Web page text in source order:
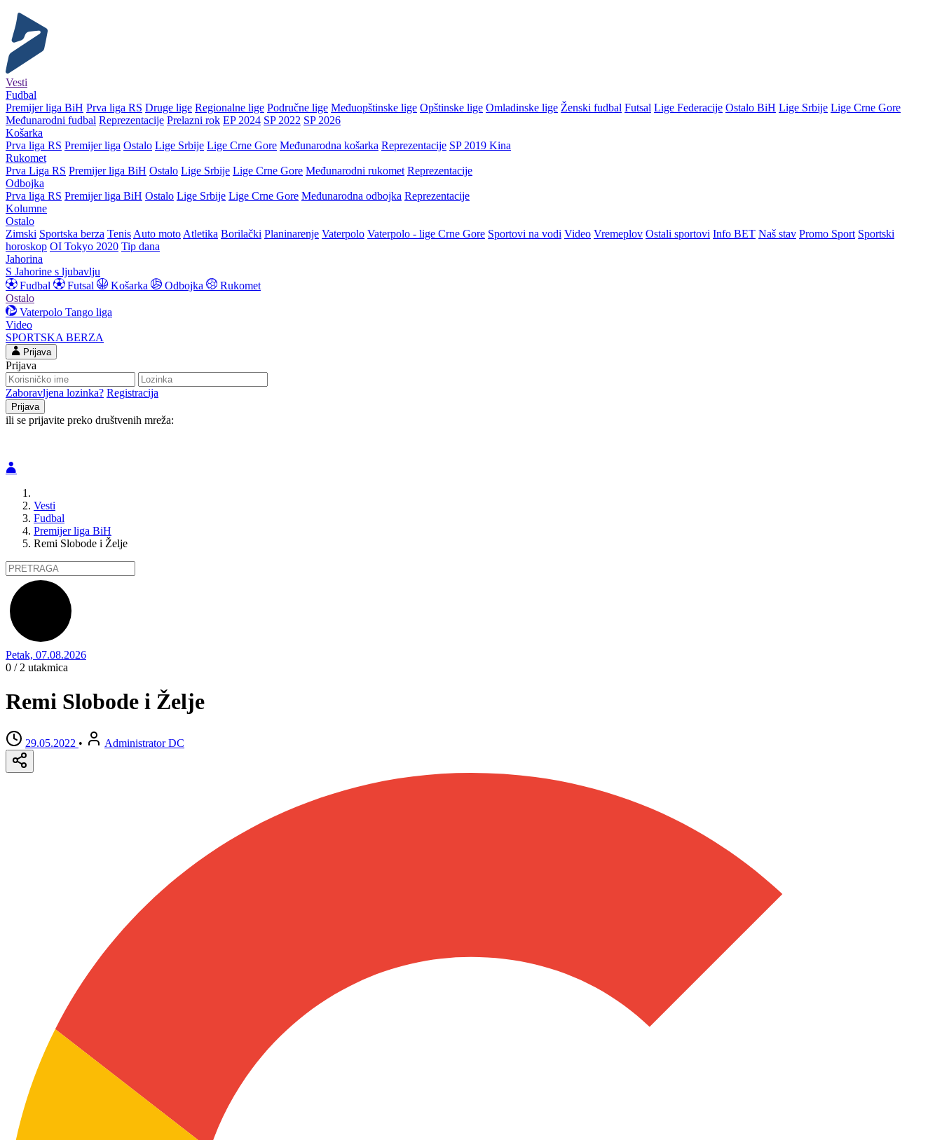
Vesti
Fudbal
Premijer liga BiH Prva liga RS Druge lige Regionalne lige Područne lige Međuopštinske lige Opštinske lige Omladinske lige Ženski fudbal Futsal Lige Federacije Ostalo BiH Lige Srbije Lige Crne Gore
Međunarodni fudbal Reprezentacije Prelazni rok EP 2024 SP 2022 SP 2026
Košarka
Prva liga RS Premijer liga Ostalo Lige Srbije Lige Crne Gore Međunarodna košarka Reprezentacije SP 2019 Kina
Rukomet
Prva Liga RS Premijer liga BiH Ostalo Lige Srbije Lige Crne Gore Međunarodni rukomet Reprezentacije
Odbojka
Prva liga RS Premijer liga BiH Ostalo Lige Srbije Lige Crne Gore Međunarodna odbojka Reprezentacije
Kolumne
Ostalo
Zimski Sportska berza Tenis Auto moto Atletika Borilački Planinarenje Vaterpolo Vaterpolo - lige Crne Gore Sportovi na vodi Video Vremeplov Ostali sportovi Info BET Naš stav Promo Sport Sportski
horoskop OI Tokyo 2020 Tip dana
Jahorina
S Jahorine s ljubavlju
Fudbal
Futsal Košarka Odbojka
Rukomet
Ostalo
Vaterpolo Tango liga
Video
SPORTSKA BERZA
Prijava
Prijava
Zaboravljena lozinka? Registracija
ili se prijavite preko društvenih mreža:
Vesti
Fudbal
Premijer liga BiH
Remi Slobode i Želje
Petak, 07.08.2026
0 / 2 utakmica
Remi Slobode i Želje
29.05.2022 • Administrator DC